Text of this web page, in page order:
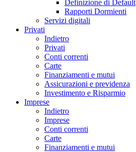
Definizione di Default
Rapporti Dormienti
Servizi digitali
Privati
Indietro
Privati
Conti correnti
Carte
Finanziamenti e mutui
Assicurazioni e previdenza
Investimento e Risparmio
Imprese
Indietro
Imprese
Conti correnti
Carte
Finanziamenti e mutui